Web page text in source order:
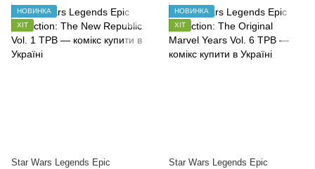
НОВИНКА
ХІТ
Star Wars Legends Epic
НОВИНКА
ХІТ
Star Wars Legends Epic